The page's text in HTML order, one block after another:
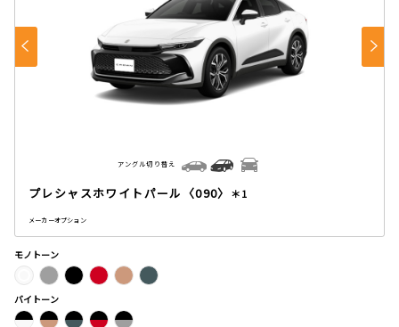
プレシャスホワイトパール〈090〉 ＊1
メーカーオプション
アングル切り替え
モノトーン
バイトーン